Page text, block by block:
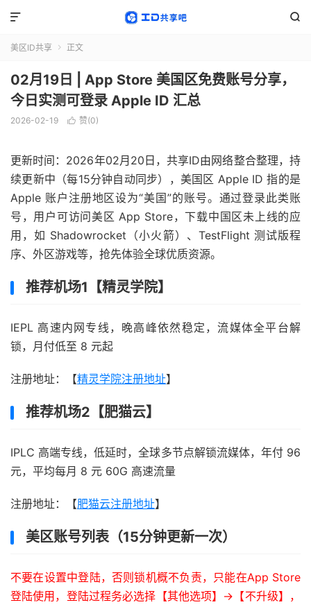


美区ID共享  正文
02月19日 | App Store 美国区免费账号分享，
今日实测可登录 Apple ID 汇总
2026-02-19  赞(0)
更新时间：2026年02月20日，共享ID由网络整合整理，持
续更新中（每15分钟自动同步），美国区 Apple ID 指的是
Apple 账户注册地区设为“美国”的账号。通过登录此类账
号，用户可访问美区 App Store，下载中国区未上线的应
用，如 Shadowrocket（小火箭）、TestFlight 测试版程
序、外区游戏等，抢先体验全球优质资源。
推荐机场1【精灵学院】
IEPL 高速内网专线，晚高峰依然稳定，流媒体全平台解
锁，月付低至 8 元起
注册地址：【精灵学院注册地址】
推荐机场2【肥猫云】
IPLC 高端专线，低延时，全球多节点解锁流媒体，年付 96
元，平均每月 8 元 60G 高速流量
注册地址：【肥猫云注册地址】
美区账号列表（15分钟更新一次）
不要在设置中登陆，否则锁机概不负责，只能在App Store
登陆使用，登陆过程务必选择【其他选项】->【不升级】，